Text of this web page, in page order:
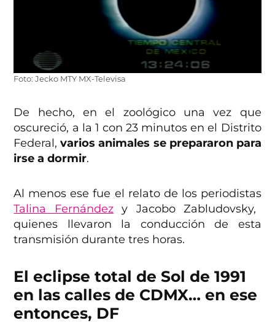
Foto: Jecko MTY MX-Televisa
De hecho, en el zoológico una vez que
oscureció, a la 1 con 23 minutos en el Distrito
Federal, varios animales se prepararon para
irse a dormir.
Al menos ese fue el relato de los periodistas
Talina Fernándezy Jacobo Zabludovsky,
quienes llevaron la conducción de esta
transmisión durante tres horas.
El eclipse total de Sol de 1991
en las calles de CDMX… en ese
entonces, DF